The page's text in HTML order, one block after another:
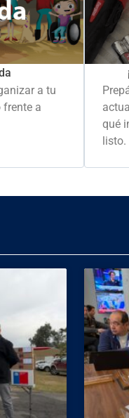
a tu
a
qué
listo.